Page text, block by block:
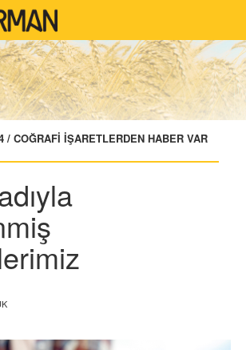
/ COĞRAFİ İŞARETLERDEN HABER VAR